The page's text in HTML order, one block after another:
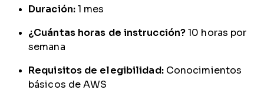
Duración:1 mes
¿Cuántas horas de instrucción? 10 horas por
semana
Requisitos de elegibilidad:Conocimientos
básicos de AWS